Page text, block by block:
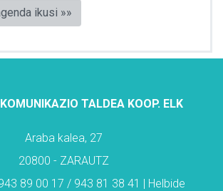
ikusi »»
TALDEA KOOP. ELK
Araba kalea, 27
20800 - ZARAUTZ
89 00 17 / 943 81 38 41 | Helbide